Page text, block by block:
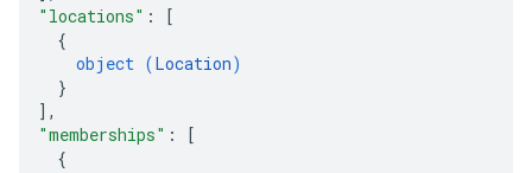
"locations" :
[
{
object (Location)
}
] ,
"memberships" :
[
{